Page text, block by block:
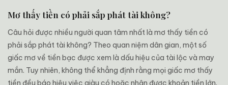
Mơ thấy tiền có phải sắp phát tài không?
Câu hỏi được nhiều người quan tâm nhất là mơ thấy tiền có
phải sắp phát tài không? Theo quan niệm dân gian, một số
giấc mơ về tiền bạc được xem là dấu hiệu của tài lộc và may
mắn. Tuy nhiên, không thể khẳng định rằng mọi giấc mơ thấy
tiền đều báo hiệu việc giàu có hoặc nhận được khoản tiền lớn.